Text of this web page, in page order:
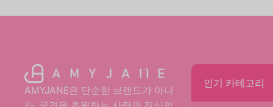
AMYJANE은 단순한 브랜드가 아니
인기 카테고리